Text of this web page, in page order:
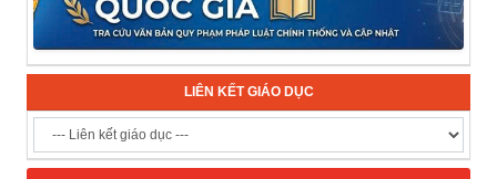
LIÊN KẾT GIÁO DỤC